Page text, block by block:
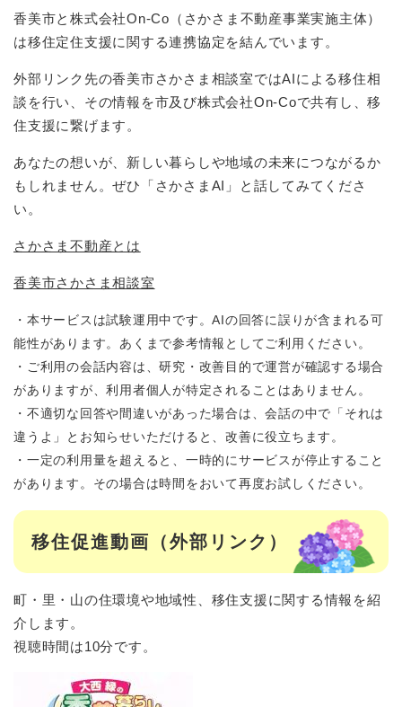
香美市と株式会社On-Co（さかさま不動産事業実施主体）
は移住定住支援に関する連携協定を結んでいます。
外部リンク先の香美市さかさま相談室ではAIによる移住相
談を行い、その情報を市及び株式会社On-Coで共有し、移
住支援に繋げます。
あなたの想いが、新しい暮らしや地域の未来につながるか
もしれません。ぜひ「さかさまAI」と話してみてくださ
い。
さかさま不動産とは
香美市さかさま相談室
・本サービスは試験運用中です。AIの回答に誤りが含まれる可
能性があります。あくまで参考情報としてご利用ください。
・ご利用の会話内容は、研究・改善目的で運営が確認する場合
がありますが、利用者個人が特定されることはありません。
・不適切な回答や間違いがあった場合は、会話の中で「それは
違うよ」とお知らせいただけると、改善に役立ちます。
・一定の利用量を超えると、一時的にサービスが停止すること
があります。その場合は時間をおいて再度お試しください。
移住促進動画（外部リンク）
町・里・山の住環境や地域性、移住支援に関する情報を紹
介します。
視聴時間は10分です。